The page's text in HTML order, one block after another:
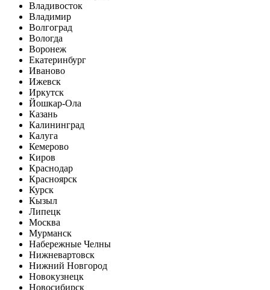
Владивосток
Владимир
Волгоград
Вологда
Воронеж
Екатеринбург
Иваново
Ижевск
Иркутск
Йошкар-Ола
Казань
Калининград
Калуга
Кемерово
Киров
Краснодар
Красноярск
Курск
Кызыл
Липецк
Москва
Мурманск
Набережные Челны
Нижневартовск
Нижний Новгород
Новокузнецк
Новосибирск